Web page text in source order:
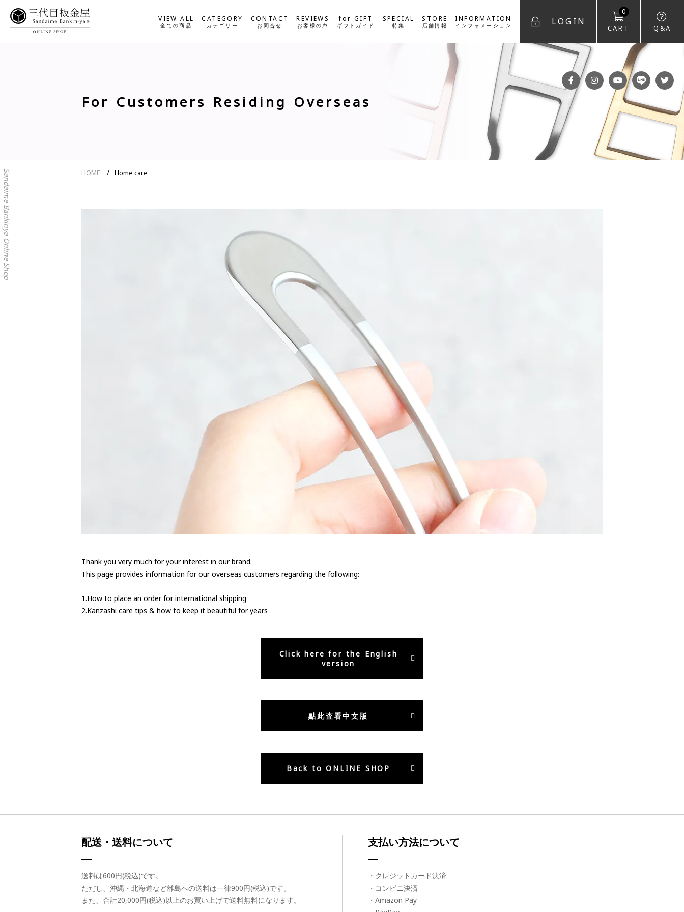
VIEW ALL
全ての商品
CATEGORY
カテゴリー
CONTACT
お問合せ
REVIEWS
お客様の声
for GIFT
ギフトガイド
SPECIAL
特集
STORE
店舗情報
INFORMATION
インフォメーション LOGIN
CART
0
Q&A
FACEBOOKINSTAGRAMYOUTUBE
LINE
Sandaime Bankinya Online Shop
For Customers Residing Overseas
HOME Home care
Thank you very much for your interest in our brand.
This page provides information for our overseas customers regarding the following:
1.How to place an order for international shipping
2.Kanzashi care tips & how to keep it beautiful for years
Click here for the English
version
點此査看中文版
Back to ONLINE SHOP
配送・送料について
送料は600円(税込)です。
ただし、沖縄・北海道など離島への送料は一律900円(税込)です。
また、合計20,000円(税込)以上のお買い上げで送料無料になります。
支払い方法について
・クレジットカード決済
・コンビニ決済
・Amazon Pay